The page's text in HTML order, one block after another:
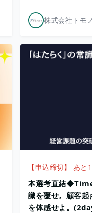
株式会社トモ
【申込締切】 あと
本選考直結
識を覆せ。顧客
を体感せよ。